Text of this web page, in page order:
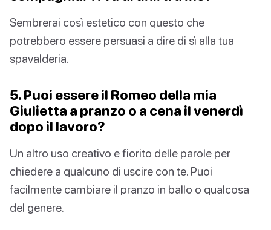
Sembrerai così estetico con questo che
potrebbero essere persuasi a dire di sì alla tua
spavalderia.
5. Puoi essere il Romeo della mia
Giulietta a pranzo o a cena il venerdì
dopo il lavoro?
Un altro uso creativo e fiorito delle parole per
chiedere a qualcuno di uscire con te. Puoi
facilmente cambiare il pranzo in ballo o qualcosa
del genere.